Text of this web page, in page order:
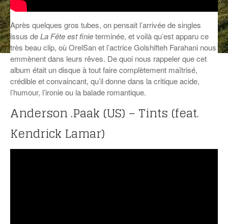
ANCIENNES ÉMISSIONS
Après quelques gros tubes, on pensait l’arrivée de singles
issus deLa Fête est finieterminée, et voilà qu’est apparu ce
très beau clip, où OrelSan et l’actrice Golshifteh Farahani nous
emmènent dans leurs rêves. De quoi nous rappeler que cet
album était un disque à tout faire complètement maîtrisé,
crédible et convaincant, qu’il donne dans la critique acide,
l’humour, l’ironie ou la balade romantique.
Anderson .Paak (US) – Tints (feat.
Kendrick Lamar)